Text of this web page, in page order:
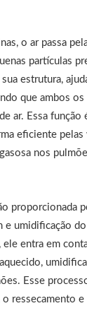
o ar passa
partículas
estrutura,
que ambos
ar. Essa função
eficiente pelas
nos
proporcionada
e umidificação do
ele entra em
Esse
ressecamento e